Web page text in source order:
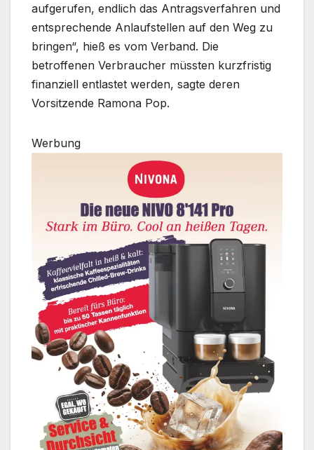
aufgerufen, endlich das Antragsverfahren und
entsprechende Anlaufstellen auf den Weg zu
bringen“, hieß es vom Verband. Die
betroffenen Verbraucher müssten kurzfristig
finanziell entlastet werden, sagte deren
Vorsitzende Ramona Pop.
Werbung